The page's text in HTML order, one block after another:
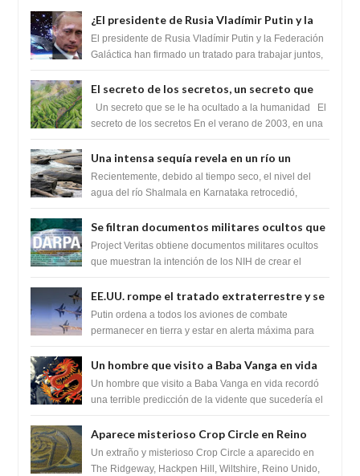
¿El presidente de Rusia Vladímir Putin y la
Federación Galactica han firmado un
tratado para acabar con los Sionistas?
El presidente de Rusia Vladímir Putin y la Federación
Galáctica han firmado un tratado para trabajar juntos,
El secreto de los secretos, un secreto que
cambiaría por completo el destino de la
humanidad
Un secreto que se le ha ocultado a la humanidad El
secreto de los secretos En el verano de 2003, en una
Una intensa sequía revela en un río un
impresionante hallazgo de miles de Shiva
Lingas
Recientemente, debido al tiempo seco, el nivel del
agua del río Shalmala en Karnataka retrocedió,
Se filtran documentos militares ocultos que
muestran la intención de los NIH de crear el
SARS-CoV-2, utilizando la investigación de
Project Veritas obtiene documentos militares ocultos
que muestran la intención de los NIH de crear el
EE.UU. rompe el tratado extraterrestre y se
prepara para destruir el misterioso satélite
"Caballero Negro"
Putin ordena a todos los aviones de combate
permanecer en tierra y estar en alerta máxima para
Un hombre que visito a Baba Vanga en vida
recordó la terrible predicción de la vidente
para febrero de 2022.
Un hombre que visito a Baba Vanga en vida recordó
una terrible predicción de la vidente que sucedería el
Aparece misterioso Crop Circle en Reino
Unido 23 de junio 2016
Un extraño y misterioso Crop Circle a aparecido en
The Ridgeway, Hackpen Hill, Wiltshire, Reino Unido,